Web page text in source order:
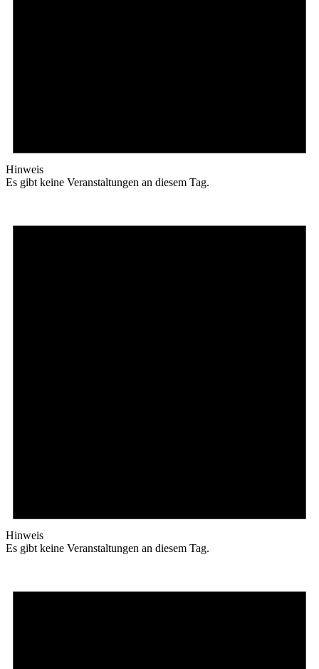
Hinweis
Es gibt keine Veranstaltungen an diesem Tag.
Hinweis
Es gibt keine Veranstaltungen an diesem Tag.